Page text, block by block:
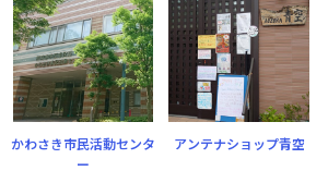
かわさき市民活動センタ
ー
アンテナショップ青空